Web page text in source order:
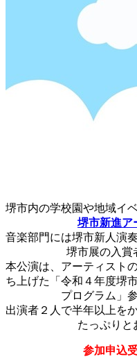
堺市内の学校園や地域イ
堺市新進ア
音楽部門には堺市新人演
堺市展の入賞
本公演は、アーティスト
ち上げた「令和４年度堺
プログラム」
出演者２人で半年以上を
たっぷりと
参加申込